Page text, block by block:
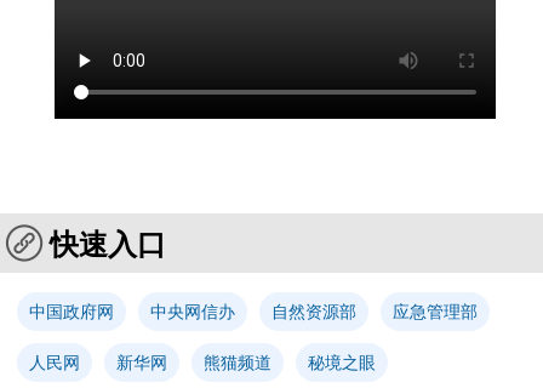
快速入口
中国政府网 中央网信办 自然资源部 应急管理部
人民网 新华网 熊猫频道 秘境之眼